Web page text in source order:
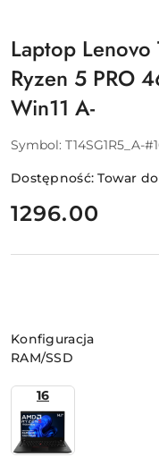
Laptop Lenovo
Ryzen 5 PRO
Win11 A-
Symbol: T14SG1R5_A-
Dostępność:Towar
cena:
1296.00
Wariant
Konfiguracja
RAM/SSD
16